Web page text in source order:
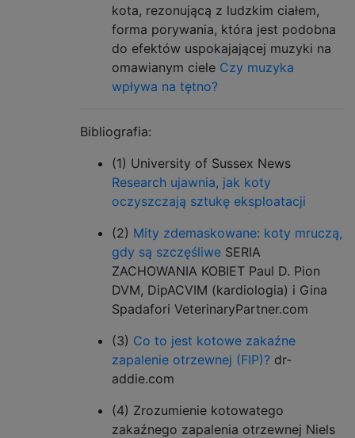
kota, rezonującą z ludzkim ciałem,
forma porywania, która jest podobna
do efektów uspokajającej muzyki na
omawianym ciele Czy muzyka
wpływa na tętno?
Bibliografia:
(1) University of Sussex News
Research ujawnia, jak koty
oczyszczają sztukę eksploatacji
(2) Mity zdemaskowane: koty mruczą,
gdy są szczęśliwe SERIA
ZACHOWANIA KOBIET Paul D. Pion
DVM, DipACVIM (kardiologia) i Gina
Spadafori VeterinaryPartner.com
(3) Co to jest kotowe zakaźne
zapalenie otrzewnej (FIP)? dr-
addie.com
(4) Zrozumienie kotowatego
zakaźnego zapalenia otrzewnej Niels